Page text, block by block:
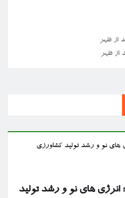
گزارش خط رند ۹۱۲؛ انرژی های نو و رشد تولید